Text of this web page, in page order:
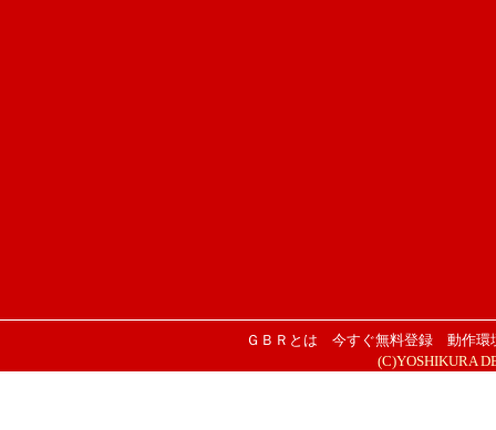
ＧＢＲとは 今すぐ無料登録
動作環
(C)YOSHIKURA